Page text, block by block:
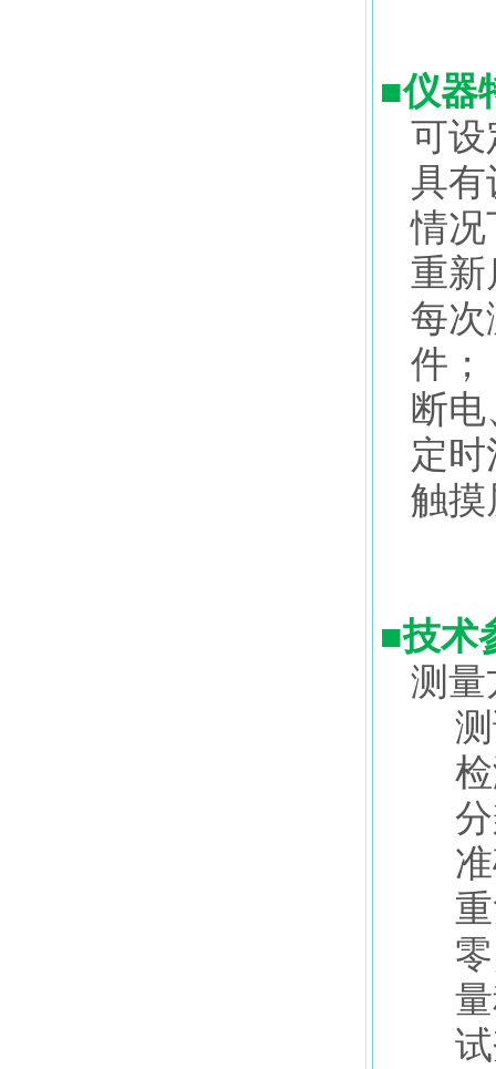
■仪器
可设
具
情况
重新
每次
件；
断
定
触摸
■技术
测量
测
检
分
准确
重复
零
量
试剂